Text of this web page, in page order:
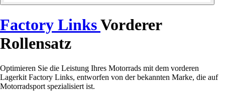
Factory LinksVorderer
Rollensatz
Optimieren Sie die Leistung Ihres Motorrads mit dem vorderen
Lagerkit Factory Links, entworfen von der bekannten Marke, die auf
Motorradsport spezialisiert ist.